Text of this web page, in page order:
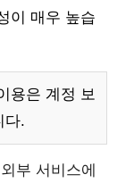
이 매우 높습
용은 계정 보
다.
부 서비스에